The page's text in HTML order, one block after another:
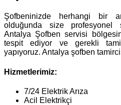
Şofbeninizde herhangi bir
olduğunda size profesyonel
Antalya Şofben servisi
tespit ediyor ve gerekli
yapıyoruz. Antalya şofben
Hizmetlerimiz:
7/24 Elektrik Arıza
Acil Elektrikçi